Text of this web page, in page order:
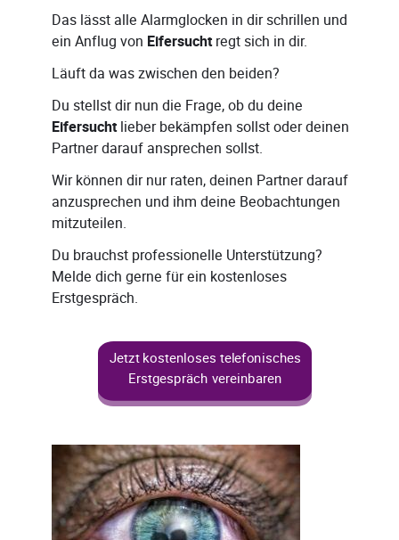
Das lässt alle Alarmglocken in dir schrillen und
ein Anflug von Eifersuchtregt sich in dir.
Läuft da was zwischen den beiden?
Du stellst dir nun die Frage, ob du deine
Eifersuchtlieber bekämpfen sollst oder deinen
Partner darauf ansprechen sollst.
Wir können dir nur raten, deinen Partner darauf
anzusprechen und ihm deine Beobachtungen
mitzuteilen.
Du brauchst professionelle Unterstützung?
Melde dich gerne für ein kostenloses
Erstgespräch.
Jetzt kostenloses telefonisches
Erstgespräch vereinbaren